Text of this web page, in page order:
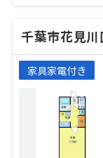
家具家電付き